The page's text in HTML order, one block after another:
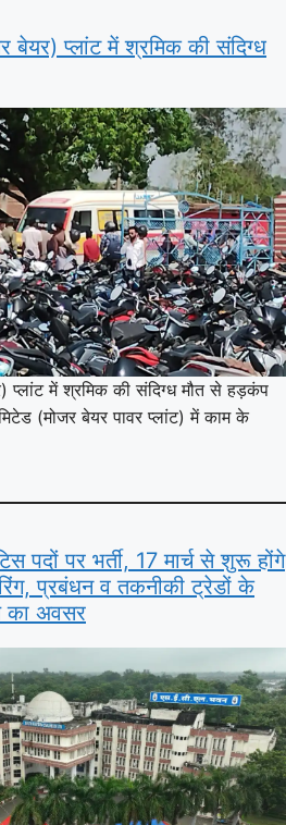
बेयर) प्लांट में श्रमिक की संदिग्ध
प्लांट में श्रमिक की संदिग्ध मौत से हड़कंप
(मोजर बेयर पावर प्लांट) में काम के
पदों पर भर्ती, 17 मार्च से शुरू होंगे
प्रबंधन व तकनीकी ट्रेडों के
का अवसर